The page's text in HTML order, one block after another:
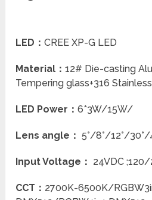
LED：CREE XP-G LED
Material：12# Die-casting
Tempering glass+316
LED Power：6*3W/15W/
Lens angle： 5°/8°/12°/30°/
Input Voltage： 24VDC
CCT： 2700K-6500K/